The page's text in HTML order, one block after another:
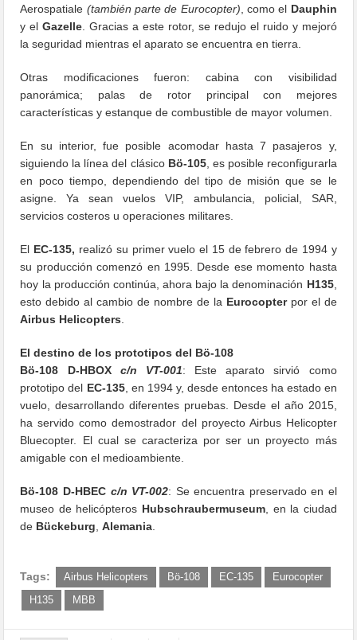
Aerospatiale (también parte de Eurocopter), como el Dauphin
y elGazelle. Gracias a este rotor, se redujo el ruido y mejoró
la seguridad mientras el aparato se encuentra en tierra.
Otras modificaciones fueron: cabina con visibilidad
panorámica; palas de rotor principal con mejores
características y estanque de combustible de mayor volumen.
En su interior, fue posible acomodar hasta 7 pasajeros y,
siguiendo la línea del clásico Bö-105, es posible reconfigurarla
en poco tiempo, dependiendo del tipo de misión que se le
asigne. Ya sean vuelos VIP, ambulancia, policial, SAR,
servicios costeros u operaciones militares.
El EC-135, realizó su primer vuelo el 15 de febrero de 1994 y
su producción comenzó en 1995. Desde ese momento hasta
hoy la producción continúa, ahora bajo la denominación H135,
esto debido al cambio de nombre de la Eurocopterpor el de
Airbus Helicopters.
El destino de los prototipos del Bö-108
Bö-108 D-HBOX
c/n VT-001: Este aparato sirvió como
prototipo del EC-135, en 1994 y, desde entonces ha estado en
vuelo, desarrollando diferentes pruebas. Desde el año 2015,
ha servido como demostrador del proyecto Airbus Helicopter
Bluecopter. El cual se caracteriza por ser un proyecto más
amigable con el medioambiente.
Bö-108 D-HBEC c/n VT-002: Se encuentra preservado en el
museo de helicópteros Hubschraubermuseum, en la ciudad
de Bückeburg,Alemania.
Tags: Airbus Helicopters Bö-108 EC-135
Eurocopter
H135
MBB